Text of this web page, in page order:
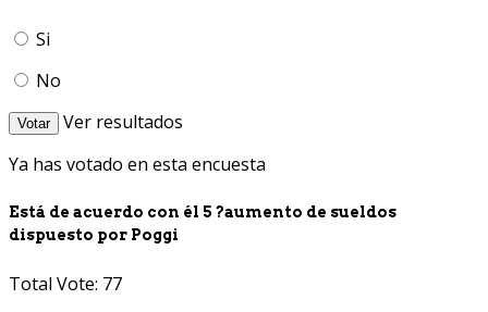
Si
No
Votar
Ver resultados
Ya has votado en esta encuesta
Está de acuerdo con él 5 ?aumento de sueldos
dispuesto por Poggi
Total Vote: 77